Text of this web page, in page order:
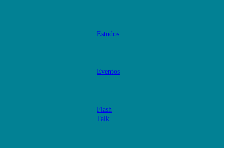
Estudos
Eventos
Flash
Talk